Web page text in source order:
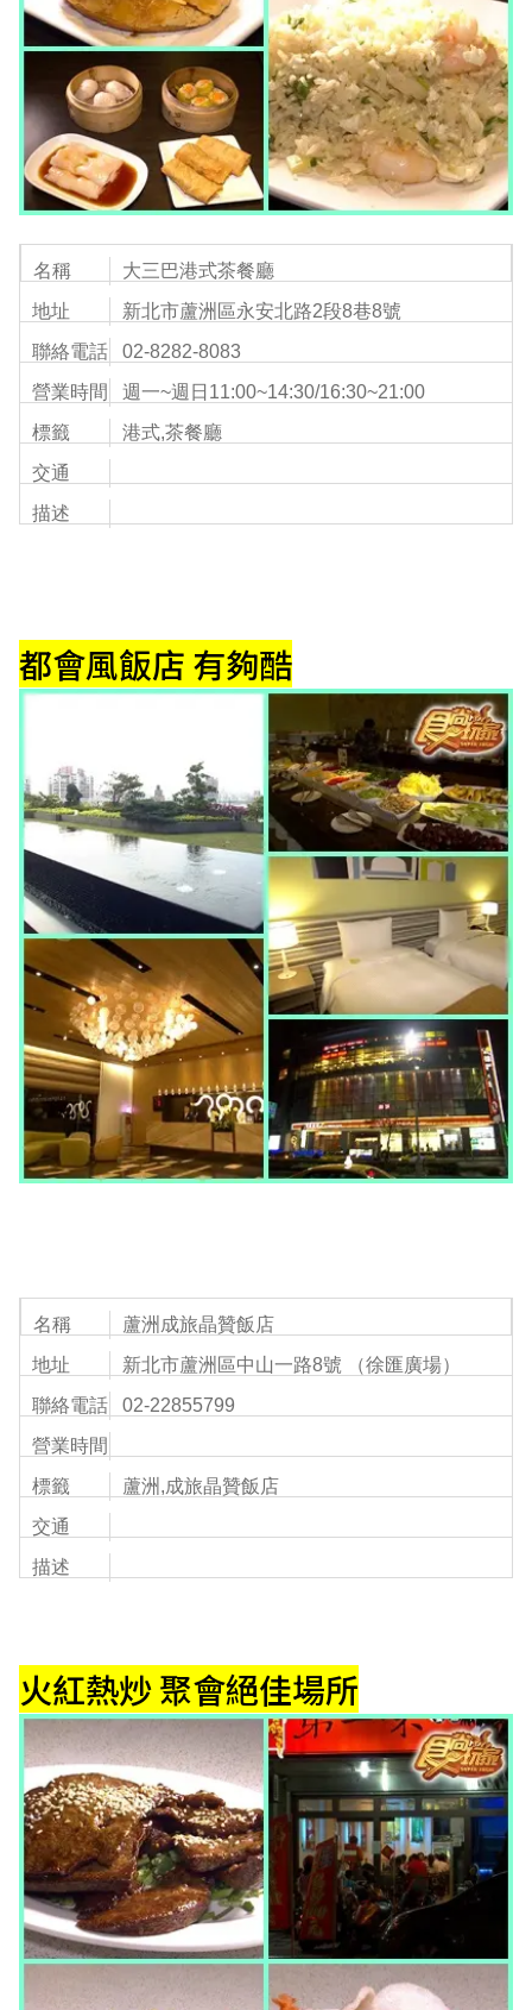
名稱
大三巴港式茶餐廳
地址
新北市蘆洲區永安北路2段8巷8號
聯絡電話
02-8282-8083
營業時間
週一~週日11:00~14:30/16:30~21:00
標籤
港式,茶餐廳
交通
描述
都會風飯店 有夠酷
名稱
蘆洲成旅晶贊飯店
地址
新北市蘆洲區中山一路8號 （徐匯廣場）
聯絡電話
02-22855799
營業時間
標籤
蘆洲,成旅晶贊飯店
交通
描述
火紅熱炒 聚會絕佳場所